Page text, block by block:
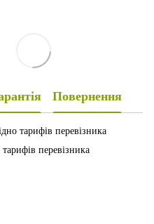
Повернення
тарифів перевізника
перевізника